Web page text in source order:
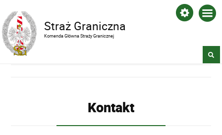
Straż Graniczna
Komenda Główna Straży Granicznej
Kontakt